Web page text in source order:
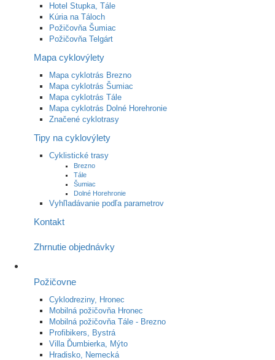
Hotel Stupka, Tále
Kúria na Táloch
Požičovňa Šumiac
Požičovňa Telgárt
Mapa cyklovýlety
Mapa cyklotrás Brezno
Mapa cyklotrás Šumiac
Mapa cyklotrás Tále
Mapa cyklotrás Dolné Horehronie
Značené cyklotrasy
Tipy na cyklovýlety
Cyklistické trasy
Brezno
Tále
Šumiac
Dolné Horehronie
Vyhľladávanie podľa parametrov
Kontakt
Zhrnutie objednávky
Požičovne
Cyklodreziny, Hronec
Mobilná požičovňa Hronec
Mobilná požičovňa Tále - Brezno
Profibikers, Bystrá
Villa Ďumbierka, Mýto
Hradisko, Nemecká